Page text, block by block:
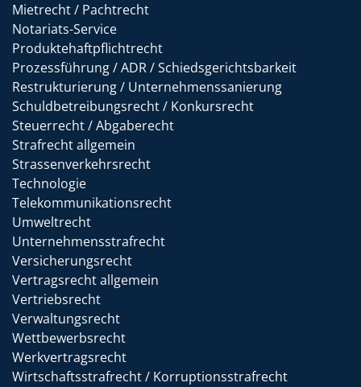
Mietrecht / Pachtrecht
Notariats-Service
Produktehaftpflichtrecht
Prozessführung / ADR / Schiedsgerichtsbarkeit
Restrukturierung / Unternehmenssanierung
Schuldbetreibungsrecht / Konkursrecht
Steuerrecht / Abgaberecht
Strafrecht allgemein
Strassenverkehrsrecht
Technologie
Telekommunikationsrecht
Umweltrecht
Unternehmensstrafrecht
Versicherungsrecht
Vertragsrecht allgemein
Vertriebsrecht
Verwaltungsrecht
Wettbewerbsrecht
Werkvertragsrecht
Wirtschaftsstrafrecht / Korruptionsstrafrecht